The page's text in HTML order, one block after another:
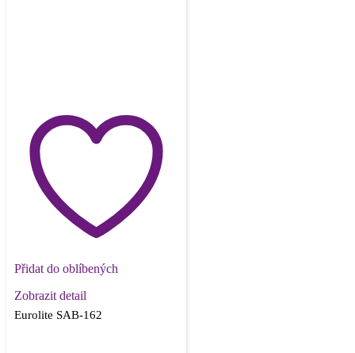
Přidat do oblíbených
Zobrazit detail
Eurolite SAB-162